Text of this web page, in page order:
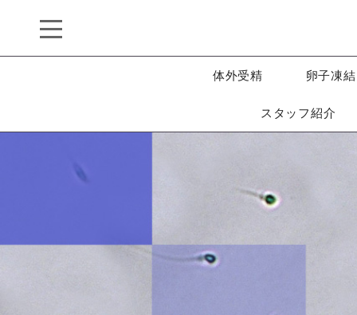
体外受精 卵子凍結
スタッフ紹介